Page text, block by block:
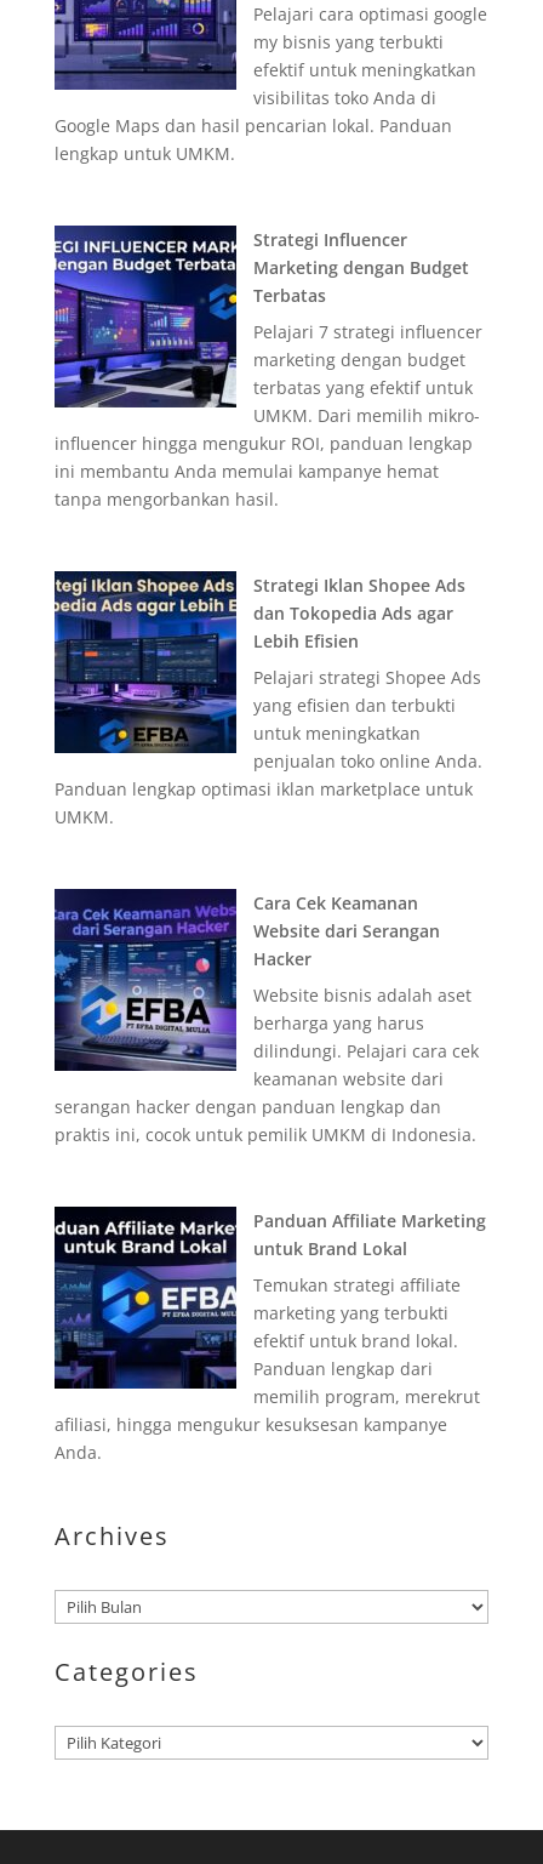
Pelajari cara optimasi google
my bisnis yang terbukti
efektif untuk meningkatkan
visibilitas toko Anda di
Google Maps dan hasil pencarian lokal. Panduan
lengkap untuk UMKM.
Strategi Influencer
Marketing dengan Budget
Terbatas
Pelajari 7 strategi influencer
marketing dengan budget
terbatas yang efektif untuk
UMKM. Dari memilih mikro-
influencer hingga mengukur ROI, panduan lengkap
ini membantu Anda memulai kampanye hemat
tanpa mengorbankan hasil.
Strategi Iklan Shopee Ads
dan Tokopedia Ads agar
Lebih Efisien
Pelajari strategi Shopee Ads
yang efisien dan terbukti
untuk meningkatkan
penjualan toko online Anda.
Panduan lengkap optimasi iklan marketplace untuk
UMKM.
Cara Cek Keamanan
Website dari Serangan
Hacker
Website bisnis adalah aset
berharga yang harus
dilindungi. Pelajari cara cek
keamanan website dari
serangan hacker dengan panduan lengkap dan
praktis ini, cocok untuk pemilik UMKM di Indonesia.
Panduan Affiliate Marketing
untuk Brand Lokal
Temukan strategi affiliate
marketing yang terbukti
efektif untuk brand lokal.
Panduan lengkap dari
memilih program, merekrut
afiliasi, hingga mengukur kesuksesan kampanye
Anda.
Archives
Arsip
Categories
Kategori